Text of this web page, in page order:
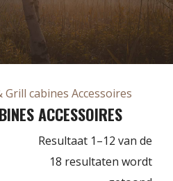
Grill cabines Accessoires
ACCESSOIRES
Resultaat 1–12 van de
18 resultaten wordt